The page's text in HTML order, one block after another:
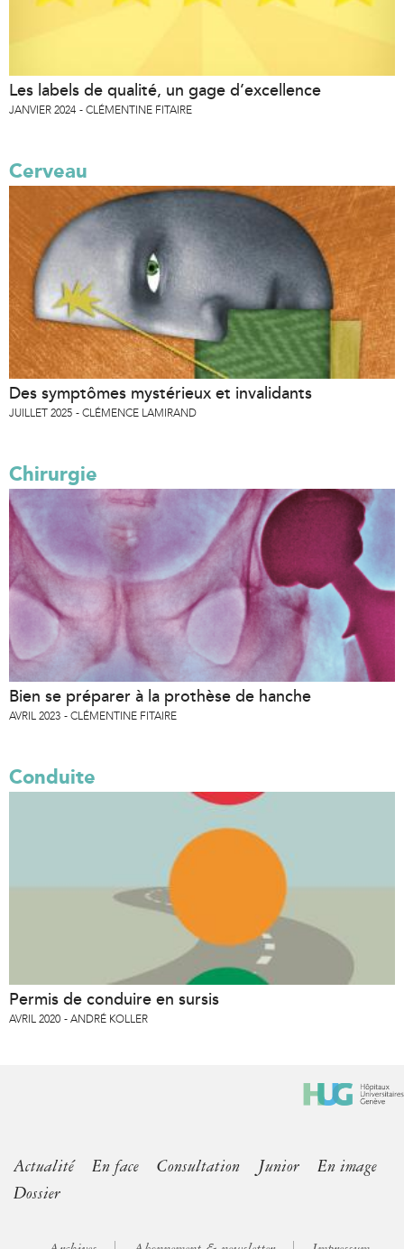
Les labels de qualité, un gage d’excellence
JANVIER 2024 CLÉMENTINE FITAIRE
Cerveau
Des symptômes mystérieux et invalidants
JUILLET 2025 CLÉMENCE LAMIRAND
Chirurgie
Bien se préparer à la prothèse de hanche
AVRIL 2023 CLÉMENTINE FITAIRE
Conduite
Permis de conduire en sursis
AVRIL 2020 ANDRÉ KOLLER
Actualité En face Consultation Junior
En image
Dossier